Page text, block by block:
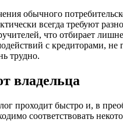
обычного
всегда требуют
что отбирает
с кредиторами, не
трудно.
владельца
проходит быстро и, в
соответствовать